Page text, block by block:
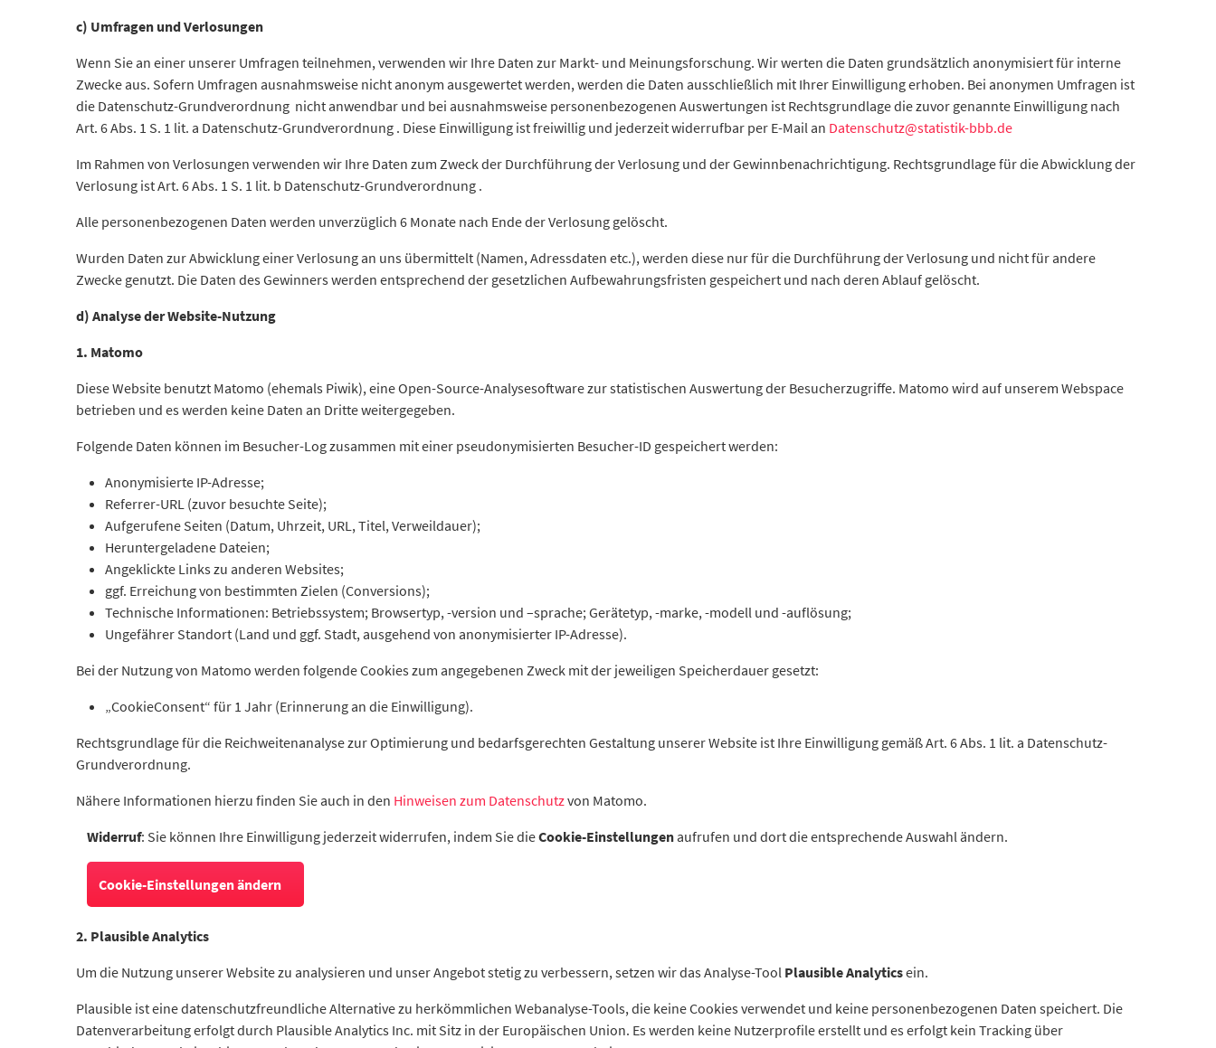
c) Umfragen und Verlosungen
Wenn Sie an einer unserer Umfragen teilnehmen, verwenden wir Ihre Daten zur Markt- und Meinungsforschung. Wir werten die Daten grundsätzlich anonymisiert für interne
Zwecke aus. Sofern Umfragen ausnahmsweise nicht anonym ausgewertet werden, werden die Daten ausschließlich mit Ihrer Einwilligung erhoben. Bei anonymen Umfragen ist
die Datenschutz-Grundverordnung nicht anwendbar und bei ausnahmsweise personenbezogenen Auswertungen ist Rechtsgrundlage die zuvor genannte Einwilligung nach
Art. 6 Abs. 1 S. 1 lit. a Datenschutz-Grundverordnung . Diese Einwilligung ist freiwillig und jederzeit widerrufbar per E-Mail an Datenschutz@statistik-bbb.de
Im Rahmen von Verlosungen verwenden wir Ihre Daten zum Zweck der Durchführung der Verlosung und der Gewinnbenachrichtigung. Rechtsgrundlage für die Abwicklung der
Verlosung ist Art. 6 Abs. 1 S. 1 lit. b Datenschutz-Grundverordnung .
Alle personenbezogenen Daten werden unverzüglich 6 Monate nach Ende der Verlosung gelöscht.
Wurden Daten zur Abwicklung einer Verlosung an uns übermittelt (Namen, Adressdaten etc.), werden diese nur für die Durchführung der Verlosung und nicht für andere
Zwecke genutzt. Die Daten des Gewinners werden entsprechend der gesetzlichen Aufbewahrungsfristen gespeichert und nach deren Ablauf gelöscht.
d) Analyse der Website-Nutzung
1. Matomo
Diese Website benutzt Matomo (ehemals Piwik), eine Open-Source-Analysesoftware zur statistischen Auswertung der Besucherzugriffe. Matomo wird auf unserem Webspace
betrieben und es werden keine Daten an Dritte weitergegeben.
Folgende Daten können im Besucher-Log zusammen mit einer pseudonymisierten Besucher-ID gespeichert werden:
Anonymisierte IP-Adresse;
Referrer-URL (zuvor besuchte Seite);
Aufgerufene Seiten (Datum, Uhrzeit, URL, Titel, Verweildauer);
Heruntergeladene Dateien;
Angeklickte Links zu anderen Websites;
ggf. Erreichung von bestimmten Zielen (Conversions);
Technische Informationen: Betriebssystem; Browsertyp, -version und –sprache; Gerätetyp, -marke, -modell und -auflösung;
Ungefährer Standort (Land und ggf. Stadt, ausgehend von anonymisierter IP-Adresse).
Bei der Nutzung von Matomo werden folgende Cookies zum angegebenen Zweck mit der jeweiligen Speicherdauer gesetzt:
„CookieConsent“ für 1 Jahr (Erinnerung an die Einwilligung).
Rechtsgrundlage für die Reichweitenanalyse zur Optimierung und bedarfsgerechten Gestaltung unserer Website ist Ihre Einwilligung gemäß Art. 6 Abs. 1 lit. a Datenschutz-
Grundverordnung.
Nähere Informationen hierzu finden Sie auch in den Hinweisen zum Datenschutzvon Matomo.
Widerruf: Sie können Ihre Einwilligung jederzeit widerrufen, indem Sie dieCookie-Einstellungenaufrufen und dort die entsprechende Auswahl ändern.
Cookie-Einstellungen ändern
2. Plausible Analytics
Um die Nutzung unserer Website zu analysieren und unser Angebot stetig zu verbessern, setzen wir das Analyse-Tool Plausible Analyticsein.
Plausible ist eine datenschutzfreundliche Alternative zu herkömmlichen Webanalyse-Tools, die keine Cookies verwendet und keine personenbezogenen Daten speichert. Die
Datenverarbeitung erfolgt durch Plausible Analytics Inc. mit Sitz in der Europäischen Union. Es werden keine Nutzerprofile erstellt und es erfolgt kein Tracking über